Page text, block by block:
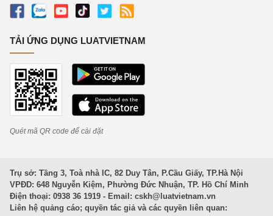
TẢI ỨNG DỤNG LUATVIETNAM
Quét mã QR code để cài đặt
Trụ sở: Tầng 3, Toà nhà IC, 82 Duy Tân, P.Cầu Giấy, TP.Hà Nội
VPĐD: 648 Nguyễn Kiệm, Phường Đức Nhuận, TP. Hồ Chí Minh
Điện thoại: 0938 36 1919 - Email: cskh@luatvietnam.vn
Liên hệ quảng cáo; quyền tác giả và các quyền liên quan: